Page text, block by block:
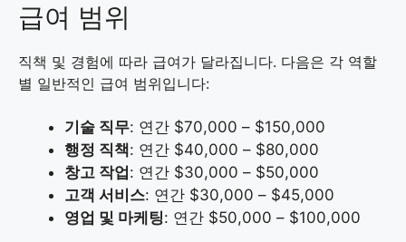
급여 범위
직책 및 경험에 따라 급여가 달라집니다. 다음은 각 역할
별 일반적인 급여 범위입니다:
기술 직무: 연간 $70,000 – $150,000
행정 직책: 연간 $40,000 – $80,000
창고 작업 : 연간 $30,000 – $50,000
고객 서비스: 연간 $30,000 – $45,000
영업 및 마케팅: 연간 $50,000 – $100,000